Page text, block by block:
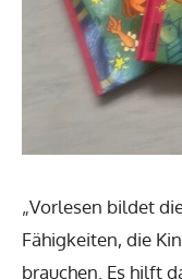
„Vorlesen bildet
Fähigkeiten, die
brauchen. Es hilft